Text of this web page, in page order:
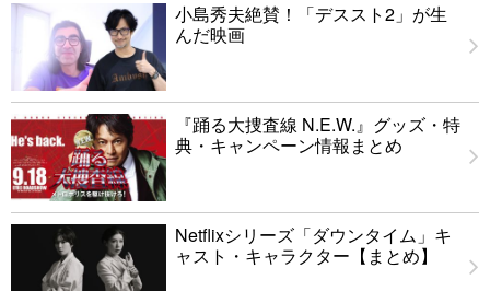
小島秀夫絶賛！「デススト2」が生
んだ映画
『踊る大捜査線 N.E.W.』グッズ・特
典・キャンペーン情報まとめ
Netflixシリーズ「ダウンタイム」キ
ャスト・キャラクター【まとめ】